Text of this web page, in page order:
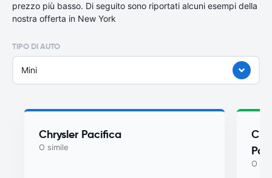
prezzo più basso. Di seguito sono riportati alcuni esempi della
nostra offerta in New York
TIPO DI AUTO
Mini
Chrysler Pacifica
O simile
O